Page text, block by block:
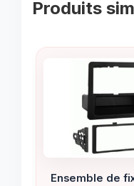
Produits
Ensemble de